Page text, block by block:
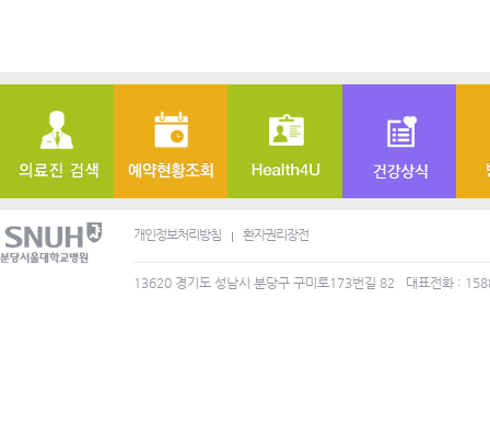
개인정보처리방침 환자권리장전
13620 경기도 성남시 분당구 구미로173번길 82 대표전화 :